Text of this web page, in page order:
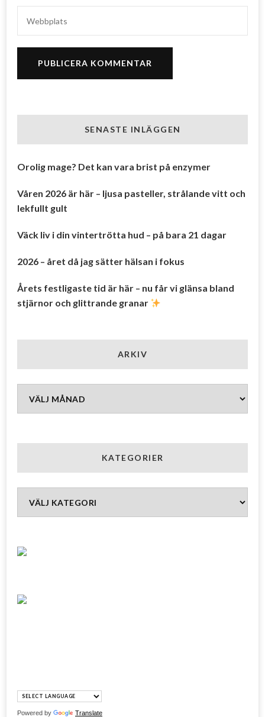
SENASTE INLÄGGEN
Orolig mage? Det kan vara brist på enzymer
Våren 2026 är här – ljusa pasteller, strålande vitt och
lekfullt gult
Väck liv i din vintertrötta hud – på bara 21 dagar
2026 – året då jag sätter hälsan i fokus
Årets festligaste tid är här – nu får vi glänsa bland
stjärnor och glittrande granar
ARKIV
Arkiv
KATEGORIER
Kategorier
Powered by Translate